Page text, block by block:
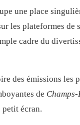
une place
les plateformes de
cadre du
des émissions les
de Champs-
petit écran.